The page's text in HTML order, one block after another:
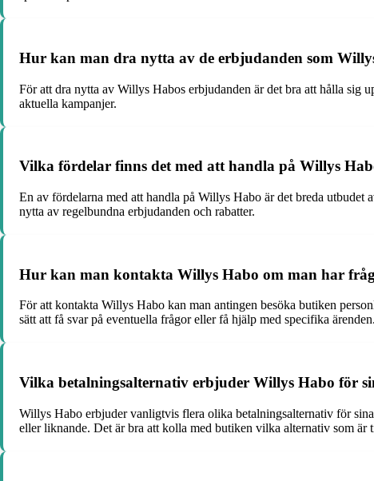
Hur kan man dra nytta av de erbjudanden som
För att dra nytta av Willys Habos erbjudanden är det bra att hålla sig
aktuella kampanjer.
Vilka fördelar finns det med att handla på Willys
En av fördelarna med att handla på Willys Habo är det breda
nytta av regelbundna erbjudanden och rabatter.
Hur kan man kontakta Willys Habo om man har
För att kontakta Willys Habo kan man antingen besöka butiken
sätt att få svar på eventuella frågor eller få hjälp med specifika ärenden.
Vilka betalningsalternativ erbjuder Willys Habo för
Willys Habo erbjuder vanligtvis flera olika betalningsalternativ för
eller liknande. Det är bra att kolla med butiken vilka alternativ som är